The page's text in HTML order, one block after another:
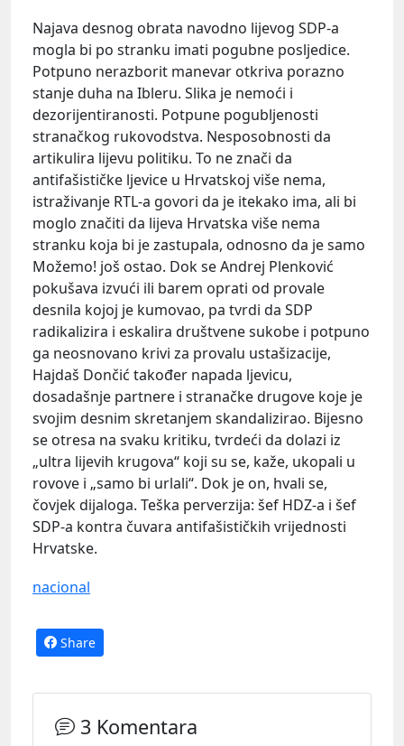
Najava desnog obrata navodno lijevog SDP-a
mogla bi po stranku imati pogubne posljedice.
Potpuno nerazborit manevar otkriva porazno
stanje duha na Ibleru. Slika je nemoći i
dezorijentiranosti. Potpune pogubljenosti
stranačkog rukovodstva. Nesposobnosti da
artikulira lijevu politiku. To ne znači da
antifašističke ljevice u Hrvatskoj više nema,
istraživanje RTL-a govori da je itekako ima, ali bi
moglo značiti da lijeva Hrvatska više nema
stranku koja bi je zastupala, odnosno da je samo
Možemo! još ostao. Dok se Andrej Plenković
pokušava izvući ili barem oprati od provale
desnila kojoj je kumovao, pa tvrdi da SDP
radikalizira i eskalira društvene sukobe i potpuno
ga neosnovano krivi za provalu ustašizacije,
Hajdaš Dončić također napada ljevicu,
dosadašnje partnere i stranačke drugove koje je
svojim desnim skretanjem skandalizirao. Bijesno
se otresa na svaku kritiku, tvrdeći da dolazi iz
„ultra lijevih krugova“ koji su se, kaže, ukopali u
rovove i „samo bi urlali“. Dok je on, hvali se,
čovjek dijaloga. Teška perverzija: šef HDZ-a i šef
SDP-a kontra čuvara antifašističkih vrijednosti
Hrvatske.
nacional
Share
3 Komentara